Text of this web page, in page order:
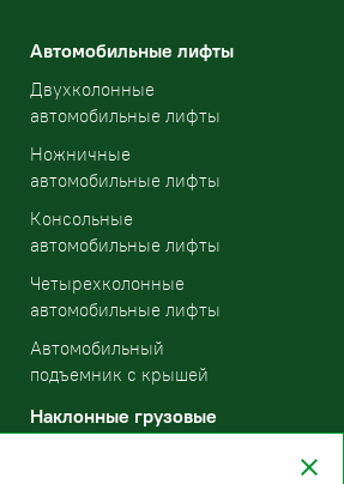
Автомобильные лифты
Двухколонные
автомобильные лифты
Ножничные
автомобильные лифты
Консольные
автомобильные лифты
Четырехколонные
автомобильные лифты
Автомобильный
подъемник с крышей
Наклонные грузовые